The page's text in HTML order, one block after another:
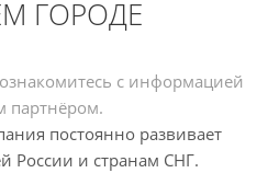
ГОРОДЕ
с информацией
партнёром.
постоянно развивает
России и странам СНГ.